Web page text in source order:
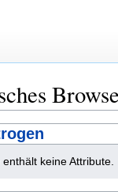
enthält keine Attribute.